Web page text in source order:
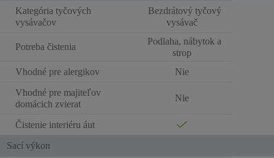
Kategória tyčových
vysávačov
Bezdrátový tyčový
vysávač
Potreba čistenia
Podlaha, nábytok a
strop
Vhodné pre alergikov
Nie
Vhodné pre majiteľov
domácich zvierat
Nie
Čistenie interiéru áut
Sací výkon